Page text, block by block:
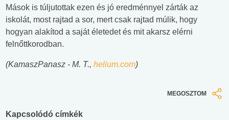
Mások is túljutottak ezen és jó eredménnyel zárták az
iskolát, most rajtad a sor, mert csak rajtad múlik, hogy
hogyan alakítod a saját életedet és mit akarsz elérni
felnőttkorodban.
(KamaszPanasz - M. T., helium.com)
MEGOSZTOM
Kapcsolódó címkék